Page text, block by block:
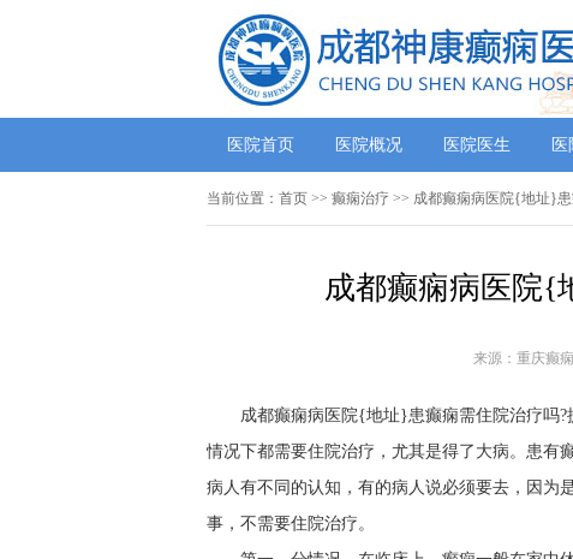
医院首页 医院概况 医院医生
当前位置： 首页 >> 癫痫治疗 >> 成都癫痫病医院{地址}
成都癫痫病医院{
来源：重庆癫
成都癫痫病医院{地址}患癫痫需住院治疗吗
情况下都需要住院治疗，尤其是得了大病。患有
病人有不同的认知，有的病人说必须要去，因为
事，不需要住院治疗。